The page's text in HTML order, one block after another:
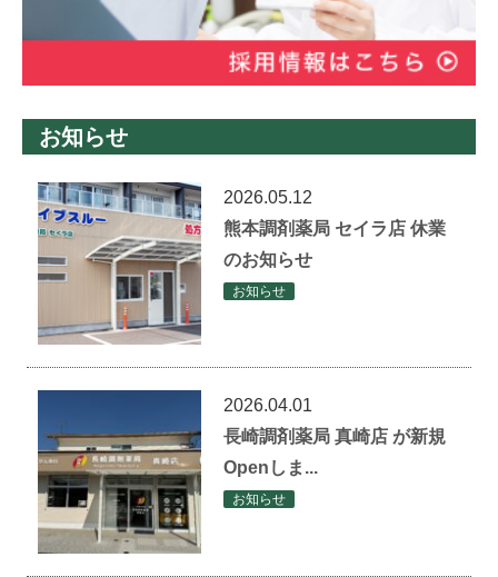
お知らせ
2026.05.12
熊本調剤薬局 セイラ店 休業
のお知らせ
お知らせ
2026.04.01
長崎調剤薬局 真崎店 が新規
Openしま...
お知らせ